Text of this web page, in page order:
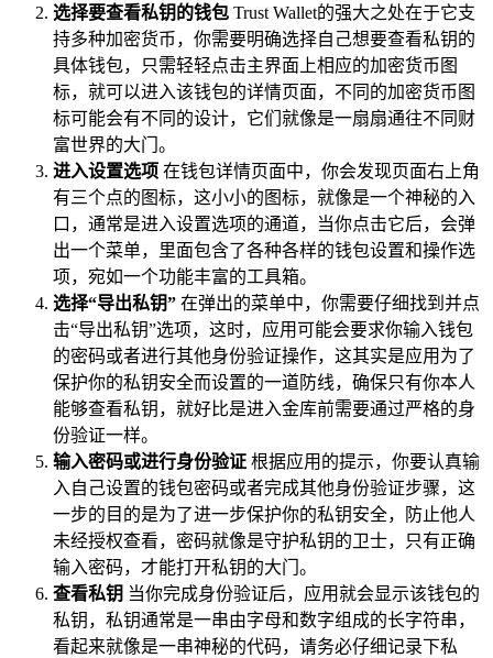
选择要查看私钥的钱包 Trust Wallet的强大之处在于它支
持多种加密货币，你需要明确选择自己想要查看私钥的
具体钱包，只需轻轻点击主界面上相应的加密货币图
标，就可以进入该钱包的详情页面，不同的加密货币图
标可能会有不同的设计，它们就像是一扇扇通往不同财
富世界的大门。
进入设置选项 在钱包详情页面中，你会发现页面右上角
有三个点的图标，这小小的图标，就像是一个神秘的入
口，通常是进入设置选项的通道，当你点击它后，会弹
出一个菜单，里面包含了各种各样的钱包设置和操作选
项，宛如一个功能丰富的工具箱。
选择“导出私钥” 在弹出的菜单中，你需要仔细找到并点
击“导出私钥”选项，这时，应用可能会要求你输入钱包
的密码或者进行其他身份验证操作，这其实是应用为了
保护你的私钥安全而设置的一道防线，确保只有你本人
能够查看私钥，就好比是进入金库前需要通过严格的身
份验证一样。
输入密码或进行身份验证 根据应用的提示，你要认真输
入自己设置的钱包密码或者完成其他身份验证步骤，这
一步的目的是为了进一步保护你的私钥安全，防止他人
未经授权查看，密码就像是守护私钥的卫士，只有正确
输入密码，才能打开私钥的大门。
查看私钥 当你完成身份验证后，应用就会显示该钱包的
私钥，私钥通常是一串由字母和数字组成的长字符串，
看起来就像是一串神秘的代码，请务必仔细记录下私